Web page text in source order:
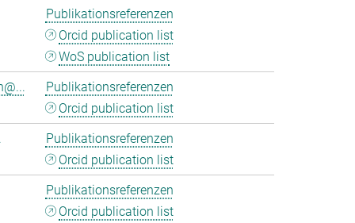
Publikationsreferenzen
Orcid publication list
WoS publication list
Publikationsreferenzen
Orcid publication list
Publikationsreferenzen
Orcid publication list
Publikationsreferenzen
Orcid publication list